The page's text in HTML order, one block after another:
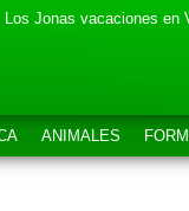
Los Jonas vacaciones en
ANIMALES